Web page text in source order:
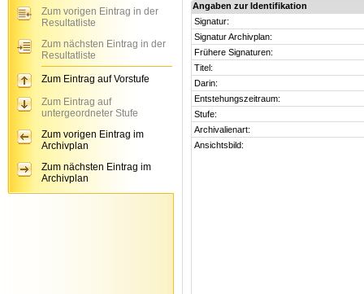
Angaben zur Identifikation
Signatur:
Signatur Archivplan:
Frühere Signaturen:
Titel:
Darin:
Entstehungszeitraum:
Stufe:
Archivalienart:
Ansichtsbild:
Zum vorigen Eintrag in der
Resultatliste
Zum nächsten Eintrag in der
Resultatliste
Zum Eintrag auf Vorstufe
Zum Eintrag auf
untergeordneter Stufe
Zum vorigen Eintrag im
Archivplan
Zum nächsten Eintrag im
Archivplan